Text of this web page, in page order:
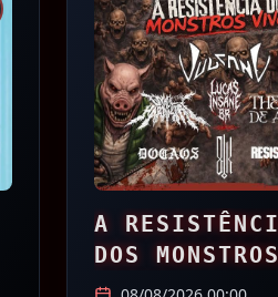
A
DOS MONSTROS
VIVOS